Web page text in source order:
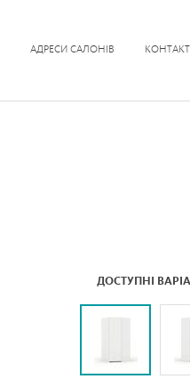
АДРЕСИ САЛОНІВ
ДОСТУПНІ